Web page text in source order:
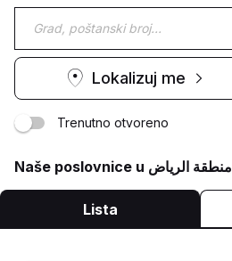
Lokalizuj me
Trenutno otvoreno
Naše poslovnice u منطقة الرياض
Lista